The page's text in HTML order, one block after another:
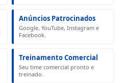
Anúncios Patrocinados
Google, YouTube, Instagram e
Facebook.
Treinamento Comercial
Seu time comercial pronto e
treinado.